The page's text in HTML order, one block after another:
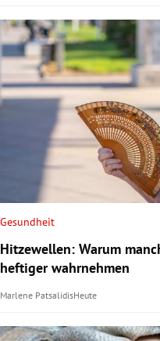
Gesundheit
Hitzewellen: Warum
heftiger wahrnehmen
Marlene PatsalidisHeute